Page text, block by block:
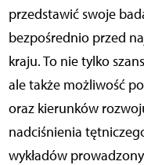
przedstawić swoje
bezpośrednio przed
kraju. To nie tylko
ale także możliwość
oraz kierunków
nadciśnienia
wykładów